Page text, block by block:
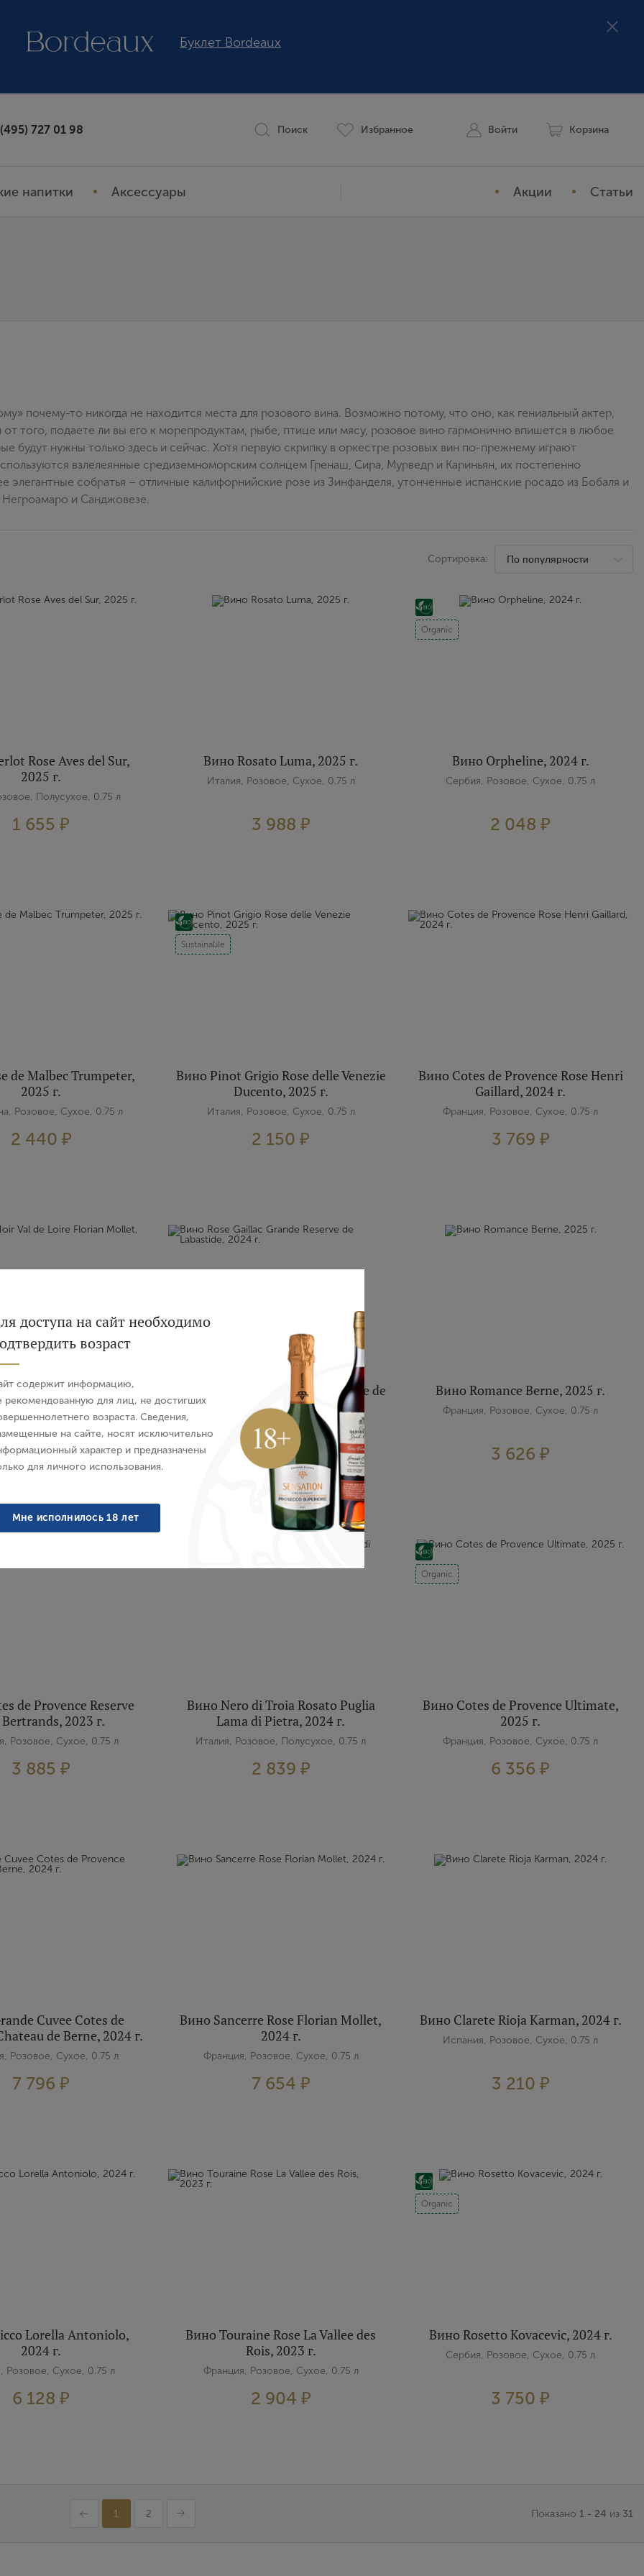
Буклет Bordeaux
727 01 98 Поиск Избранное Войти Корзина
напитки Аксессуары Акции Статьи
почему-то никогда не находится места для розового вина. Возможно потому, что оно, как гениальный актер,
того, подаете ли вы его к морепродуктам, рыбе, птице или мясу, розовое вино гармонично впишется в любое
будут нужны только здесь и сейчас. Хотя первую скрипку в оркестре розовых вин по-прежнему играют
взлелеянные средиземноморским солнцем Гренаш, Сира, Мурведр и Кариньян, их постепенно
элегантные собратья – отличные калифорнийские розе из Зинфанделя, утонченные испанские росадо из Бобаля и
Негроамаро и Санджовезе.
Сортировка:
Rose Aves del Sur,
2025 г.
Полусухое, 0.75 л
1 655 ₽
Вино Rosato Luma, 2025 г.
Италия, Розовое, Сухое, 0.75 л
3 988 ₽
Organic
Вино Orpheline, 2024 г.
Сербия, Розовое, Сухое, 0.75 л
2 048 ₽
de Malbec Trumpeter,
2025 г.
Розовое, Сухое, 0.75 л
2 440 ₽
Sustainable
Вино Pinot Grigio Rose delle Venezie
Ducento, 2025 г.
Италия, Розовое, Сухое, 0.75 л
2 150 ₽
Вино Cotes de Provence Rose Henri
Gaillard, 2024 г.
Франция, Розовое, Сухое, 0.75 л
3 769 ₽
Val de Loire Florian
Mollet, 2024 г.
Розовое, Сухое, 0.75 л
4 095 ₽
Вино Rose Gaillaс Grande Reserve de
Labastide, 2024 г.
Франция, Розовое, Сухое, 0.75 л
2 328 ₽
Вино Romance Berne, 2025 г.
Франция, Розовое, Сухое, 0.75 л
3 626 ₽
de Provence Reserve
2023 г.
Розовое, Сухое, 0.75 л
3 885 ₽
Вино Nero di Troia Rosato Puglia
Lama di Pietra, 2024 г.
Италия, Розовое, Полусухое, 0.75 л
2 839 ₽
Organic
Вино Cotes de Provence Ultimate,
2025 г.
Франция, Розовое, Сухое, 0.75 л
6 356 ₽
Cuvee Cotes de
de Berne, 2024 г.
Розовое, Сухое, 0.75 л
7 796 ₽
Вино Sancerre Rose Florian Mollet,
2024 г.
Франция, Розовое, Сухое, 0.75 л
7 654 ₽
Вино Clarete Rioja Karman, 2024 г.
Испания, Розовое, Сухое, 0.75 л
3 210 ₽
Lorella Antoniolo,
2024 г.
Розовое, Сухое, 0.75 л
6 128 ₽
Вино Touraine Rose La Vallee des
Rois, 2023 г.
Франция, Розовое, Сухое, 0.75 л
2 904 ₽
Organic
Вино Rosetto Kovacevic, 2024 г.
Сербия, Розовое, Сухое, 0.75 л
3 750 ₽
1 2 Показано 1 - 24 из 31
доступа на сайт необходимо
возраст
содержит информацию,
рекомендованную для лиц, не достигших
возраста. Сведения,
на сайте, носят исключительно
характер и предназначены
для личного использования.
Мне исполнилось 18 лет
Авторизация
Пароль
Забыли пароль?
E-mail
Пароль
Я согласен с условиями пользовательского соглашения